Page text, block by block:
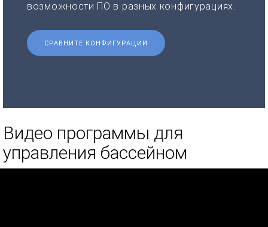
возможности ПО в разных конфигурациях.
СРАВНИТЕ КОНФИГУРАЦИИ
Видео программы для
управления бассейном